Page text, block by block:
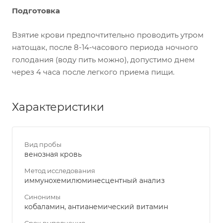
Подготовка
Взятие крови предпочтительно проводить утром
натощак, после 8-14-часового периода ночного
голодания (воду пить можно), допустимо днем
через 4 часа после легкого приема пищи.
Характеристики
Вид пробы
венозная кровь
Метод исследования
иммунохемилюминесцентный анализ
Синонимы
кобаламин, антианемический витамин